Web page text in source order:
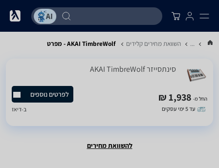
... השוואת מחירים קלידים AKAI TimbreWolf - מפרט
‏סינתסייזר AKAI TimbreWolf
החל מ- 1,938 ₪
עד 5 ימי עסקים
לפרטים נוספים
ב-דיאז
להשוואת מחירים